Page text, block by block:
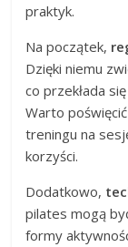
praktyk.
Na początek,
Dzięki niemu
co przekłada
Warto
treningu na
korzyści.
Dodatkowo,
pilates mogą
formy